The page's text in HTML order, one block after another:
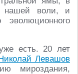
нашей воли, и
эволюционного
есть. 20 лет
Левашов
мироздания,